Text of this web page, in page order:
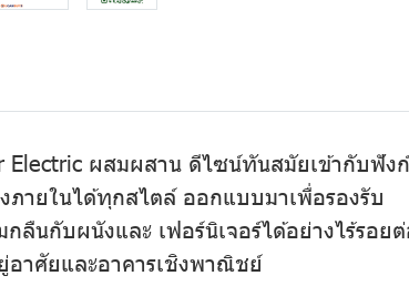
Electric ผสมผสาน ดีไซน์ทันสมัยเข้ากับฟัง
ายในได้ทุกสไตล์ ออกแบบมาเพื่อรองรับ
ลืนกับผนังและ เฟอร์นิเจอร์ได้อย่างไร้รอย
อาศัยและอาคารเชิงพาณิชย์